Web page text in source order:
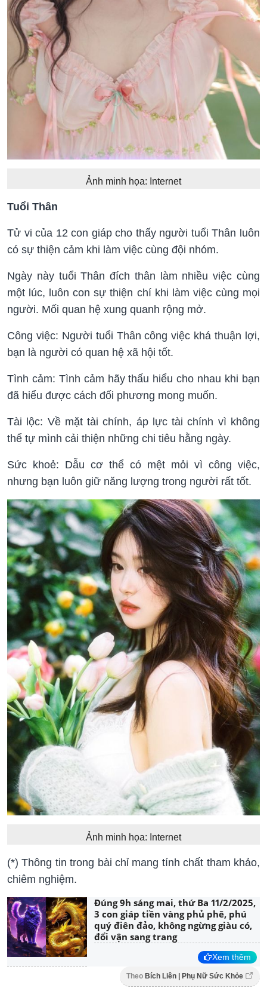
Ảnh minh họa: Internet
Tuổi Thân
Tử vi của 12 con giáp cho thấy người tuổi Thân luôn
có sự thiện cảm khi làm việc cùng đội nhóm.
Ngày này tuổi Thân đích thân làm nhiều việc cùng
một lúc, luôn con sự thiện chí khi làm việc cùng mọi
người. Mối quan hệ xung quanh rộng mở.
Công việc: Người tuổi Thân công việc khá thuận lợi,
bạn là người có quan hệ xã hội tốt.
Tình cảm: Tình cảm hãy thấu hiểu cho nhau khi bạn
đã hiểu được cách đối phương mong muốn.
Tài lộc: Về mặt tài chính, áp lực tài chính vì không
thể tự mình cải thiện những chi tiêu hằng ngày.
Sức khoẻ: Dẫu cơ thể có mệt mỏi vì công việc,
nhưng bạn luôn giữ năng lượng trong người rất tốt.
Ảnh minh họa: Internet
(*) Thông tin trong bài chỉ mang tính chất tham khảo,
chiêm nghiệm.
Đúng 9h sáng mai, thứ Ba 11/2/2025,
3 con giáp tiền vàng phủ phê, phú
quý điên đảo, không ngừng giàu có,
đổi vận sang trang
Xem thêm
Theo Bích Liên | Phụ Nữ Sức Khỏe